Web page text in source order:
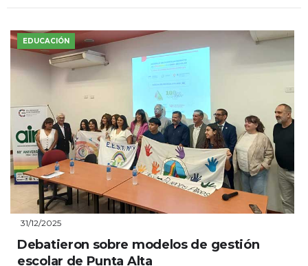
EDUCACIÓN
31/12/2025
Debatieron sobre modelos de gestión
escolar de Punta Alta